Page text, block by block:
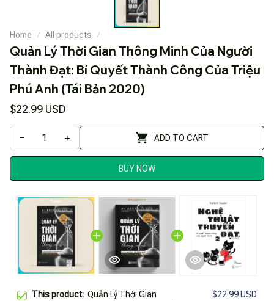
Home All products
Quản Lý Thời Gian Thông Minh Của Người
Thành Đạt: Bí Quyết Thành Công Của Triệu
Phú Anh (Tái Bản 2020)
$22.99 USD
ADD TO CART
BUY NOW
This product: Quản Lý Thời Gian
$22.99 USD